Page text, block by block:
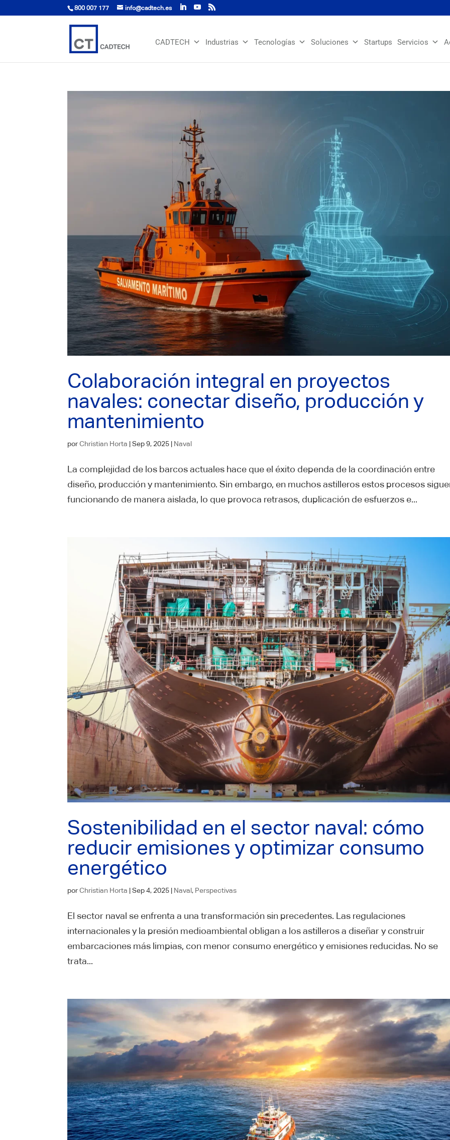
800 007 177 info@cadtech.es
CADTECH Industrias Tecnologías Soluciones Startups Servicios
Colaboración integral en proyectos
navales: conectar diseño, producción y
mantenimiento
porChristian Horta |Sep 9, 2025 | Naval
La complejidad de los barcos actuales hace que el éxito dependa de la coordinación entre
diseño, producción y mantenimiento. Sin embargo, en muchos astilleros estos procesos
funcionando de manera aislada, lo que provoca retrasos, duplicación de esfuerzos e...
Sostenibilidad en el sector naval: cómo
reducir emisiones y optimizar consumo
energético
porChristian Horta |Sep 4, 2025 | Naval, Perspectivas
El sector naval se enfrenta a una transformación sin precedentes. Las regulaciones
internacionales y la presión medioambiental obligan a los astilleros a diseñar y construir
embarcaciones más limpias, con menor consumo energético y emisiones reducidas. No se
trata...